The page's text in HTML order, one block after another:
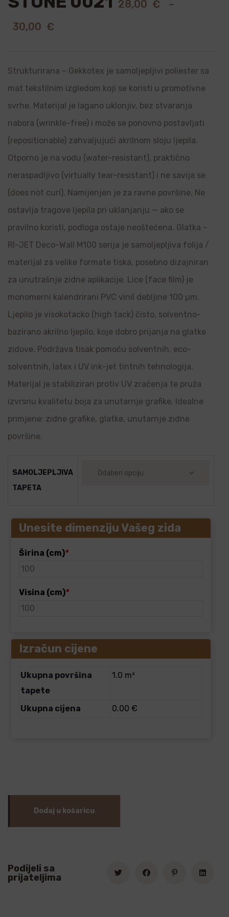
28,00 €
–
30,00 €
Strukturirana – Gekkotex je samoljepljivi poliester sa
mat tekstilnim izgledom koji se koristi u promotivne
svrhe. Materijal je lagano uklonjiv, bez stvaranja
nabora (wrinkle-free) i može se ponovno postavljati
(repositionable) zahvaljujući akrilnom sloju ljepila.
Otporno je na vodu (water-resistant), praktično
neraspadljivo (virtually tear-resistant) i ne savija se
(does not curl). Namijenjen je za ravne površine. Ne
ostavlja tragove ljepila pri uklanjanju — ako se
pravilno koristi, podloga ostaje neoštećena. Glatka –
RI-JET Deco-Wall M100 serija je samoljepljiva folija /
materijal za velike formate tiska, posebno dizajniran
za unutrašnje zidne aplikacije. Lice (face film) je
monomerni kalendrirani PVC vinil debljine 100 µm.
Ljepilo je visokotacko (high tack) čisto, solventno-
bazirano akrilno ljepilo, koje dobro prijanja na glatke
zidove. Podržava tisak pomoću solventnih, eco-
solventnih, latex i UV ink-jet tintnih tehnologija.
Materijal je stabiliziran protiv UV zračenja te pruža
izvrsnu kvalitetu boja za unutarnje grafike. Idealne
primjene: zidne grafike, glatke, unutarnje zidne
površine.
SAMOLJEPLJIVA
TAPETA
Unesite dimenziju Vašeg zida
Širina (cm)*
Visina (cm)*
Izračun cijene
Ukupna površina
tapete
1.0 m²
Ukupna cijena 0.00 €
Dodaj u košaricu
Podijeli sa
prijateljima